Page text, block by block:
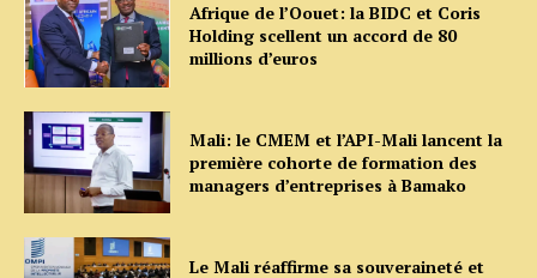
Afrique de l’Oouet: la BIDC et Coris
Holding scellent un accord de 80
millions d’euros
Mali: le CMEM et l’API-Mali lancent la
première cohorte de formation des
managers d’entreprises à Bamako
Le Mali réaffirme sa souveraineté et